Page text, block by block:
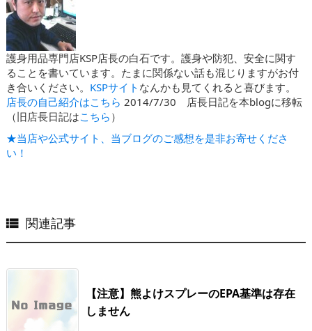
護身用品専門店KSP店長の白石です。護身や防犯、安全に関す
ることを書いています。たまに関係ない話も混じりますがお付
き合いください。 KSPサイト なんかも見てくれると喜びます。
店長の自己紹介はこちら 2014/7/30 店長日記を本blogに移転
（旧店長日記はこちら ）
★当店や公式サイト、当ブログのご感想を是非お寄せくださ
い！
 関連記事
【注意】熊よけスプレーのEPA基準は存在
しません